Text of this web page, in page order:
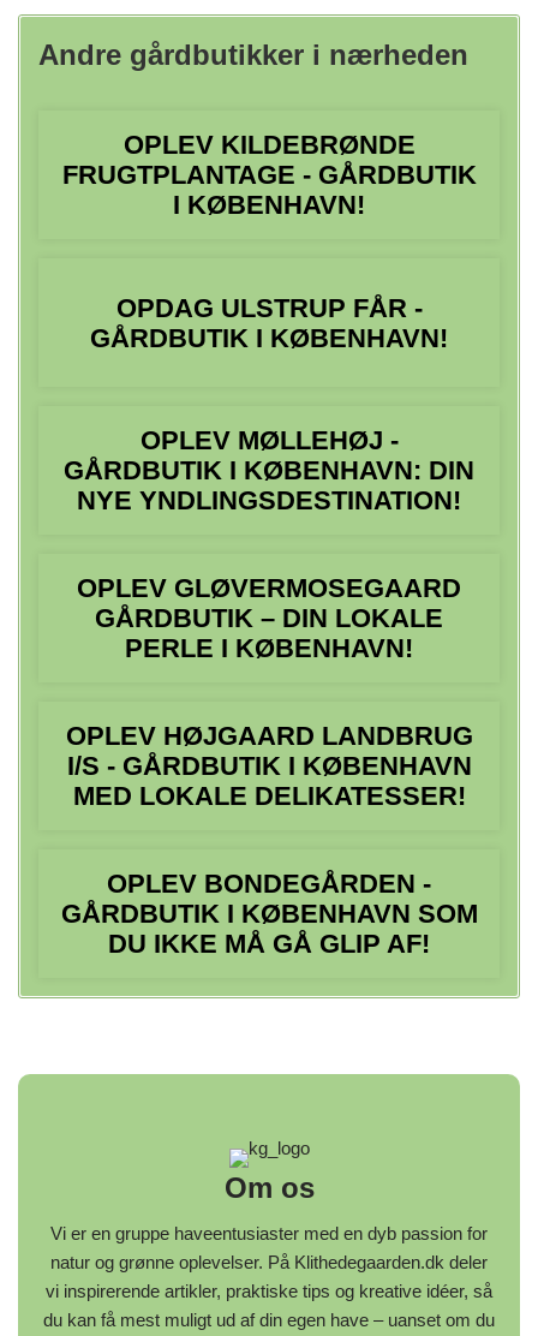
Andre gårdbutikker i nærheden
OPLEV KILDEBRØNDE
FRUGTPLANTAGE - GÅRDBUTIK
I KØBENHAVN!
OPDAG ULSTRUP FÅR -
GÅRDBUTIK I KØBENHAVN!
OPLEV MØLLEHØJ -
GÅRDBUTIK I KØBENHAVN: DIN
NYE YNDLINGSDESTINATION!
OPLEV GLØVERMOSEGAARD
GÅRDBUTIK – DIN LOKALE
PERLE I KØBENHAVN!
OPLEV HØJGAARD LANDBRUG
I/S - GÅRDBUTIK I KØBENHAVN
MED LOKALE DELIKATESSER!
OPLEV BONDEGÅRDEN -
GÅRDBUTIK I KØBENHAVN SOM
DU IKKE MÅ GÅ GLIP AF!
Om os
Vi er en gruppe haveentusiaster med en dyb passion for
natur og grønne oplevelser. På Klithedegaarden.dk deler
vi inspirerende artikler, praktiske tips og kreative idéer, så
du kan få mest muligt ud af din egen have – uanset om du